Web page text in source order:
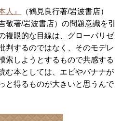
人』
（鶴見良行著/岩波書店）
敬著/岩波書店）の問題意識を引
複眼的な目線は、グローバリゼ
判するのではなく、そのモデレ
索しようとするもので共感する
む本としては、エビやバナナが
と得るものが大きいと思うんで